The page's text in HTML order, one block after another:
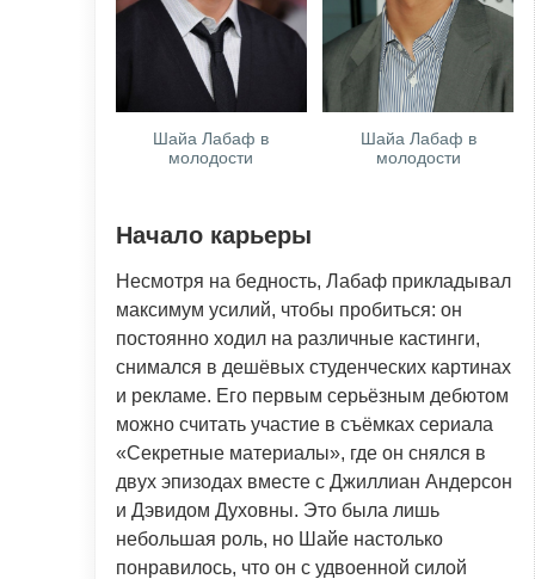
Шайа Лабаф в
молодости
Шайа Лабаф в
молодости
Начало карьеры
Несмотря на бедность, Лабаф прикладывал
максимум усилий, чтобы пробиться: он
постоянно ходил на различные кастинги,
снимался в дешёвых студенческих картинах
и рекламе. Его первым серьёзным дебютом
можно считать участие в съёмках сериала
«Секретные материалы», где он снялся в
двух эпизодах вместе с Джиллиан Андерсон
и Дэвидом Духовны. Это была лишь
небольшая роль, но Шайе настолько
понравилось, что он с удвоенной силой